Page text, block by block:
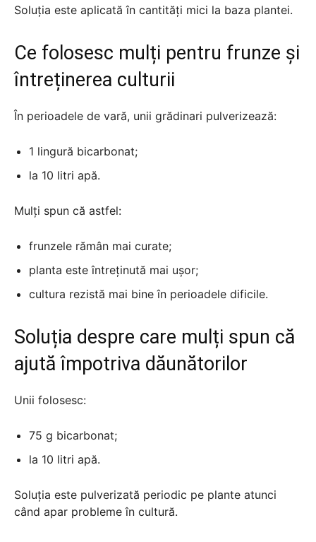
Soluția este aplicată în cantități mici la baza plantei.
Ce folosesc mulți pentru frunze și
întreținerea culturii
În perioadele de vară, unii grădinari pulverizează:
1 lingură bicarbonat;
la 10 litri apă.
Mulți spun că astfel:
frunzele rămân mai curate;
planta este întreținută mai ușor;
cultura rezistă mai bine în perioadele dificile.
Soluția despre care mulți spun că
ajută împotriva dăunătorilor
Unii folosesc:
75 g bicarbonat;
la 10 litri apă.
Soluția este pulverizată periodic pe plante atunci
când apar probleme în cultură.